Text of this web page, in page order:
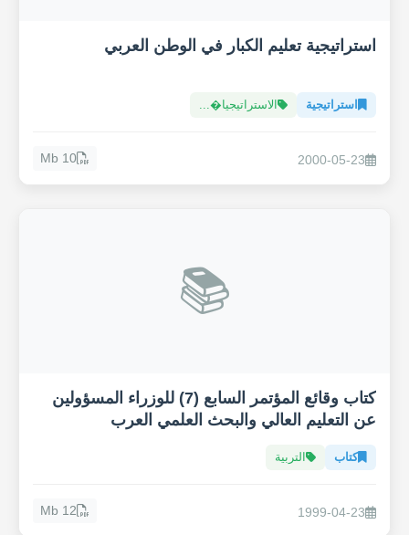
استراتيجية تعليم الكبار في الوطن العربي
استراتيجية الاستراتيجيا�...
2000-05-23
10 Mb
📚
كتاب وقائع المؤتمر السابع (7) للوزراء المسؤولين
عن التعليم العالي والبحث العلمي العرب
كتاب التربية
1999-04-23
12 Mb